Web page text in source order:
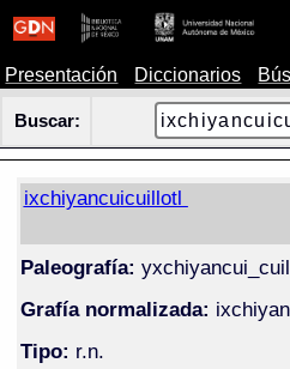
Presentación Diccionarios
Buscar:
ixchiyancuicuillotl
Paleografía:
Grafía normalizada:
Tipo: r.n.